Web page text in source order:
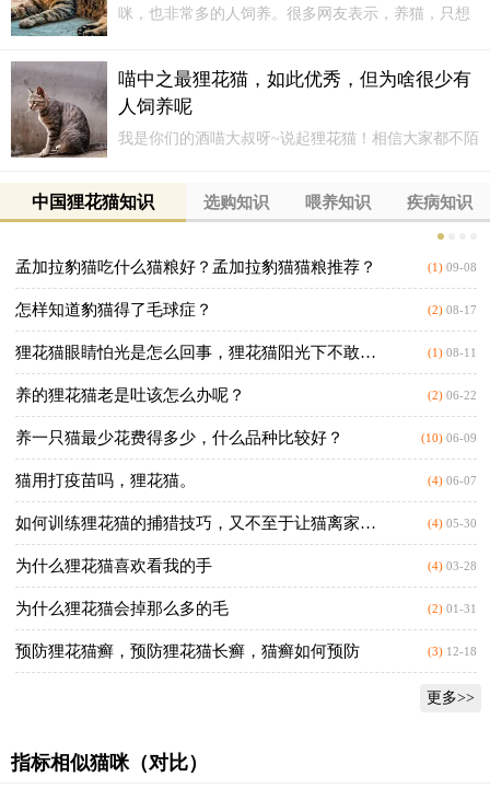
咪，也非常多的人饲养。很多网友表示，养猫，只想
花猫？
喵中之最狸花猫，如此优秀，但为啥很少有
人饲养呢
我是你们的酒喵大叔呀~说起狸花猫！相信大家都不陌
地，家喻户晓。
中国狸花猫知识 选购知识 喂养知识 疾病知识
孟加拉豹猫吃什么猫粮好？孟加拉豹猫猫粮推荐？ (1)09-08
怎样知道豹猫得了毛球症？ (2)08-17
狸花猫眼睛怕光是怎么回事，狸花猫阳光下不敢开眼 (1)08-11
养的狸花猫老是吐该怎么办呢？ (2)06-22
养一只猫最少花费得多少，什么品种比较好？ (10)06-09
猫用打疫苗吗，狸花猫。 (4)06-07
如何训练狸花猫的捕猎技巧，又不至于让猫离家而去？ (4)05-30
为什么狸花猫喜欢看我的手 (4)03-28
为什么狸花猫会掉那么多的毛 (2)01-31
预防狸花猫癣，预防狸花猫长癣，猫癣如何预防 (3)12-18
更多>>
指标相似猫咪（对比）